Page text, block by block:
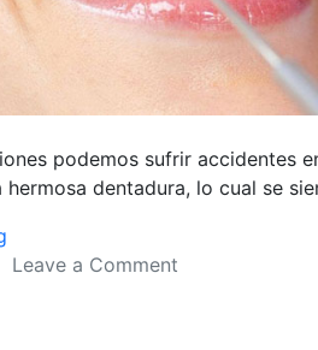
podemos sufrir accidentes
dentadura, lo cual se
loLeave a Comment